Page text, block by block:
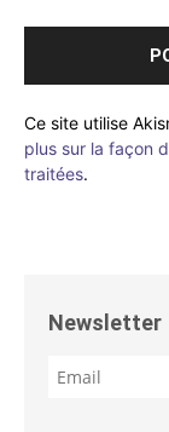
Ce site utilise
plus sur la façon
traitées.
Newsletter